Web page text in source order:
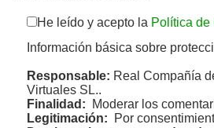
He leído y acepto la Política de
Información básica sobre
Responsable: Real Compañía
Virtuales SL..
Finalidad: Moderar los
Legitimación: Por